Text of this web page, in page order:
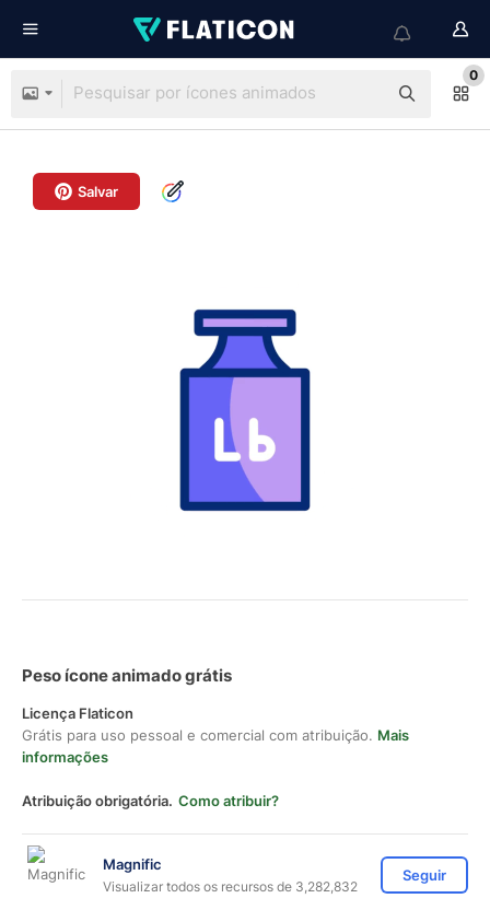
0
Salvar
Peso ícone animado grátis
Licença Flaticon
Grátis para uso pessoal e comercial com atribuição. Mais
informações
Atribuição obrigatória. Como atribuir?
Magnific
Visualizar todos os recursos de 3,282,832
Seguir